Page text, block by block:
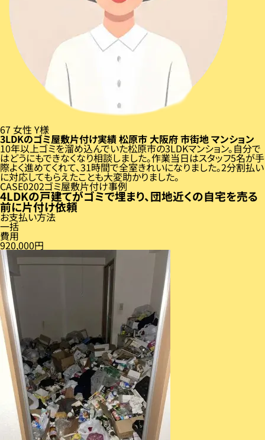
67 女性 Y様
3LDKのゴミ屋敷片付け実績松原市大阪府市街地マンション
10年以上ゴミを溜め込んでいた松原市の3LDKマンション。自分で
はどうにもできなくなり相談しました。作業当日はスタッフ5名が手
際よく進めてくれて、31時間で全室きれいになりました。2分割払い
に対応してもらえたことも大変助かりました。
CASE 02ゴミ屋敷片付け事例
4LDKの戸建てがゴミで埋まり、団地近くの自宅を売る
前に片付け依頼
お支払い方法
一括
費用
920,000円